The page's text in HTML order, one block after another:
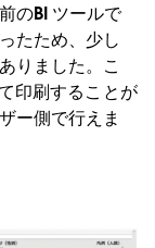
のBI ツールで
たため、少し
りました。こ
印刷することが
ー側で行えま